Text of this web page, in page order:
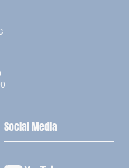
Social Media